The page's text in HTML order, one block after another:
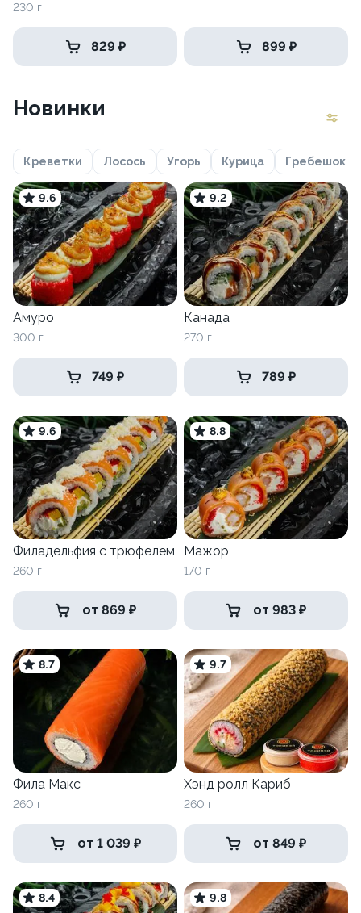
230 г
829 ₽ 899 ₽
Новинки
Креветки Лосось Угорь Курица Гребешок
9.6
Амуро
300 г
749 ₽
9.2
Канада
270 г
789 ₽
9.6
Филадельфия с трюфелем
260 г
от 869 ₽
8.8
Мажор
170 г
от 983 ₽
8.7
Фила Макс
260 г
от 1 039 ₽
9.7
Хэнд ролл Кариб
260 г
от 849 ₽
8.4 9.8